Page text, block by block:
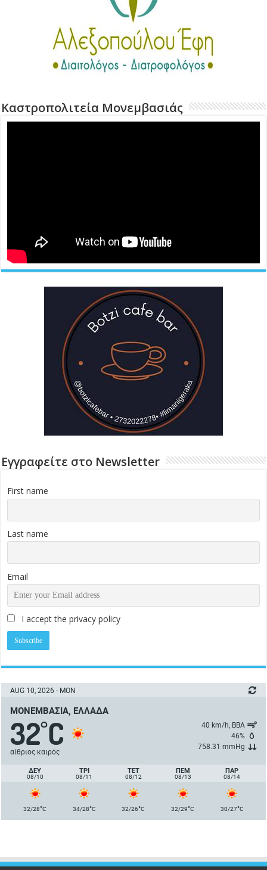
Καστροπολιτεία Μονεμβασιάς
Εγγραφείτε στο Newsletter
First name
Last name
Email
I accept the privacy policy
AUG 10, 2026 - MON
ΜΟΝΕΜΒΑΣΙΆ, ΕΛΛΆΔΑ
32°C
αίθριος καιρός
40 km/h, ΒΒΑ
46%
758.31 mmHg
ΔΕΥ
08/10
ΤΡΙ
08/11
ΤΕΤ
08/12
ΠΈΜ
08/13
ΠΑΡ
08/14
32/28°C 34/28°C 32/26°C 32/29°C 30/27°C